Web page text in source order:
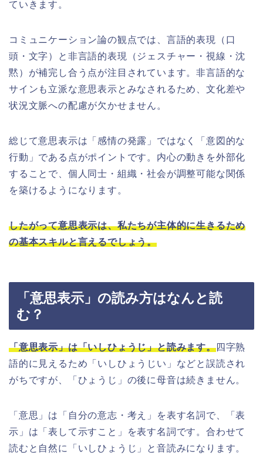
ていきます。
コミュニケーション論の観点では、言語的表現（口
頭・文字）と非言語的表現（ジェスチャー・視線・沈
黙）が補完し合う点が注目されています。非言語的な
サインも立派な意思表示とみなされるため、文化差や
状況文脈への配慮が欠かせません。
総じて意思表示は「感情の発露」ではなく「意図的な
行動」である点がポイントです。内心の動きを外部化
することで、個人同士・組織・社会が調整可能な関係
を築けるようになります。
したがって意思表示は、私たちが主体的に生きるため
の基本スキルと言えるでしょう。
「意思表示」の読み方はなんと読
む？
「意思表示」は「いしひょうじ」と読みます。四字熟
語的に見えるため「いしひょうじい」などと誤読され
がちですが、「ひょうじ」の後に母音は続きません。
「意思」は「自分の意志・考え」を表す名詞で、「表
示」は「表して示すこと」を表す名詞です。合わせて
読むと自然に「いしひょうじ」と音読みになります。